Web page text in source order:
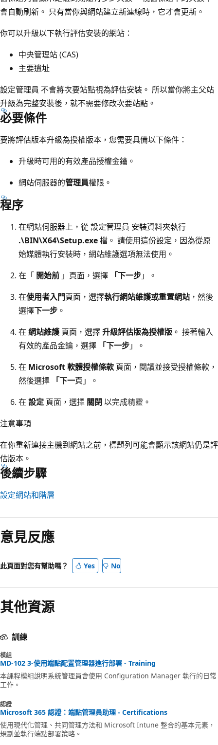
會自動刷新。 只有當你與網站建立新連線時，它才會更新。
你可以升級以下執行評估安裝的網站：
中央管理站 (CAS)
主要遺址
設定管理員 不會將次要站點視為評估安裝。 所以當你將主父站
升級為完整安裝後，就不需要修改次要站點。
必要條件
要將評估版本升級為授權版本，您需要具備以下條件：
升級時可用的有效產品授權金鑰。
網站伺服器的管理員權限。
程序
在網站伺服器上，從 設定管理員 安裝資料夾執行
.\BIN\X64\Setup.exe檔。 請使用這份設定，因為從原
始媒體執行安裝時，網站維護選項無法使用。
在「 開始前 」頁面，選擇 「下一步」。
在使用者入門頁面，選擇執行網站維護或重置網站 ，然後
選擇下一步 。
在 網站維護 頁面，選擇升級評估版為授權版 。 接著輸入
有效的產品金鑰，選擇
「下一步」。
在 Microsoft 軟體授權條款 頁面，閱讀並接受授權條款，
然後選擇
「下一頁」。
在 設定 頁面，選擇 關閉以完成精靈。
注意事項
在你重新連接主機到網站之前，標題列可能會顯示該網站仍是評
估版本。
後續步驟
設定網站和階層
讀
模
已
用
意見反應
此頁面對您有幫助嗎？ Yes No
其他資源
訓練
模組
MD-102 3-使用端點配置管理器進行部署 - Training
本課程模組說明系統管理員會使用 Configuration Manager 執行的日常
工作。
認證
Microsoft 365 認證：端點管理員助理 - Certifications
使用現代化管理、共同管理方法和 Microsoft Intune 整合的基本元素，
規劃並執行端點部署策略。